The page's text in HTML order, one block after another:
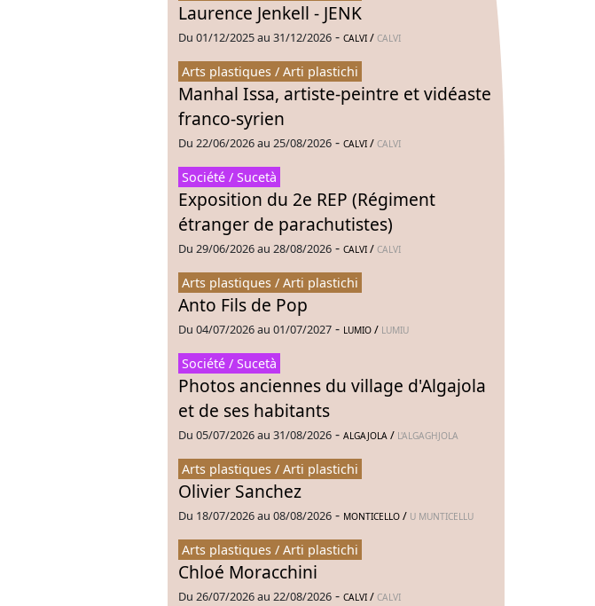
Laurence Jenkell - JENK
Du 01/12/2025 au 31/12/2026 - CALVI / CALVI
Arts plastiques / Arti plastichi
Manhal Issa, artiste-peintre et vidéaste
franco-syrien
Du 22/06/2026 au 25/08/2026 - CALVI / CALVI
Société / Sucetà
Exposition du 2e REP (Régiment
étranger de parachutistes)
Du 29/06/2026 au 28/08/2026 - CALVI / CALVI
Arts plastiques / Arti plastichi
Anto Fils de Pop
Du 04/07/2026 au 01/07/2027 - LUMIO / LUMIU
Société / Sucetà
Photos anciennes du village d'Algajola
et de ses habitants
Du 05/07/2026 au 31/08/2026 - ALGAJOLA / L'ALGAGHJOLA
Arts plastiques / Arti plastichi
Olivier Sanchez
Du 18/07/2026 au 08/08/2026 - MONTICELLO / U MUNTICELLU
Arts plastiques / Arti plastichi
Chloé Moracchini
Du 26/07/2026 au 22/08/2026 - CALVI / CALVI